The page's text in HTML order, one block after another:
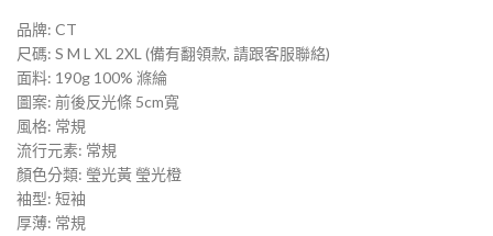
品牌: CT
尺碼: S M L XL 2XL (備有翻領款, 請跟客服聯絡)
面料: 190g 100% 滌綸
圖案: 前後反光條 5cm寬
風格: 常規
流行元素: 常規
顏色分類: 瑩光黃 瑩光橙
袖型: 短袖
厚薄: 常規